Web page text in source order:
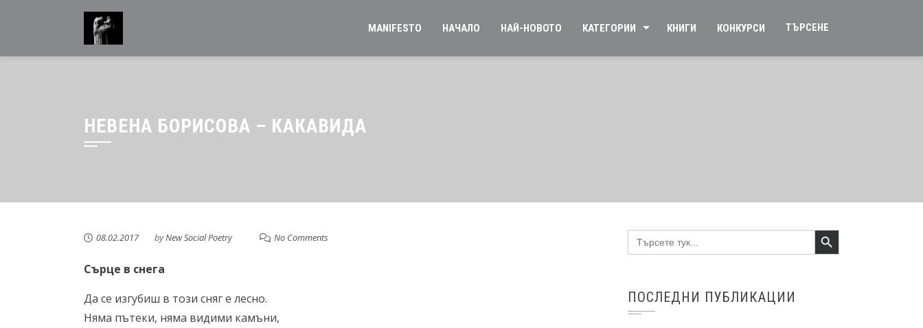
MANIFESTO НАЧАЛО НАЙ-НОВОТО КАТЕГОРИИ КНИГИ КОНКУРСИ ТЪРСЕНЕ
НЕВЕНА БОРИСОВА – КАКАВИДА
08.02.2017 byNew Social Poetry No Comments
Сърце в снега
Да се изгубиш в този сняг е лесно.
Няма пътеки, няма видими камъни,
Search
for:
Search Button
ПОСЛЕДНИ ПУБЛИКАЦИИ